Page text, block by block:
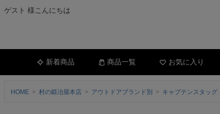
ゲスト 様こんにちは
新着商品 商品一覧 お気に入り
HOME 村の鍛冶屋本店 アウトドアブランド別 キャプテンスタッグ